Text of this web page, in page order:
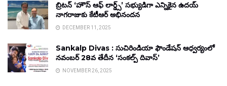
బ్రిటన్ ‘హౌస్ ఆఫ్ లార్డ్స్’ సభ్యుడిగా ఎన్నికైన ఉదయ్
నాగరాజుకు కేటీఆర్ అభినందన
DECEMBER 11, 2025
Sankalp Divas : సుచిరిండియా ఫౌండేషన్ ఆధ్వర్యంలో
నవంబర్ 28వ తేదీన ‘సంకల్ప్ దివాస్’
NOVEMBER 26, 2025